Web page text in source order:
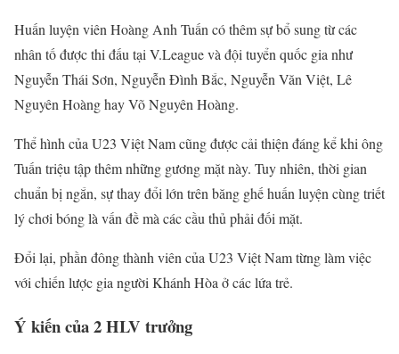
Huấn luyện viên Hoàng Anh Tuấn có thêm sự bổ sung từ các
nhân tố được thi đấu tại V.League và đội tuyển quốc gia như
Nguyễn Thái Sơn, Nguyễn Đình Bắc, Nguyễn Văn Việt, Lê
Nguyên Hoàng hay Võ Nguyên Hoàng.
Thể hình của U23 Việt Nam cũng được cải thiện đáng kể khi ông
Tuấn triệu tập thêm những gương mặt này. Tuy nhiên, thời gian
chuẩn bị ngắn, sự thay đổi lớn trên băng ghế huấn luyện cùng triết
lý chơi bóng là vấn đề mà các cầu thủ phải đối mặt.
Đổi lại, phần đông thành viên của U23 Việt Nam từng làm việc
với chiến lược gia người Khánh Hòa ở các lứa trẻ.
Ý kiến của 2 HLV trưởng